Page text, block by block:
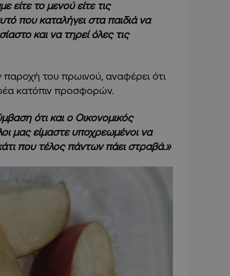
το μενού είτε τις
που καταλήγει στα παιδιά να
και να τηρεί όλες τις
παροχή του πρωινού, αναφέρει ότι
κατόπιν προσφορών.
ότι και ο Οικονομικός
μας είμαστε υποχρεωμένοι να
που τέλος πάντων πάει στραβά.»